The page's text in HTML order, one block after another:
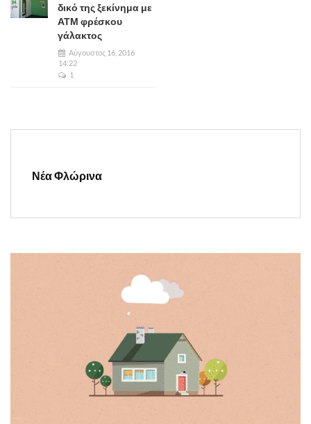
δικό της ξεκίνημα με
ΑΤΜ φρέσκου
γάλακτος
Αύγουστος 16, 2016
14:22
1
Νέα Φλώρινα